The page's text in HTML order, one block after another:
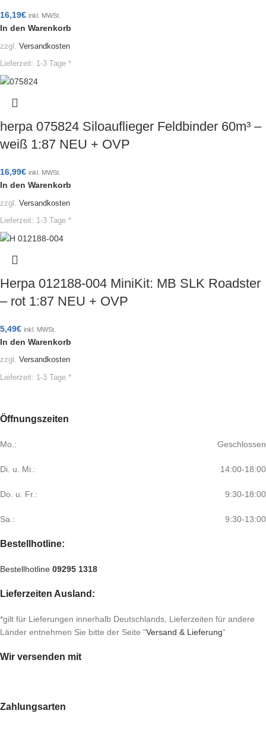
16,19€ inkl. MWSt.
In den Warenkorb
zzgl. Versandkosten
Lieferzeit: 1-3 Tage *
herpa 075824 Siloauflieger Feldbinder 60m³ –
weiß 1:87 NEU + OVP
16,99€ inkl. MWSt.
In den Warenkorb
zzgl. Versandkosten
Lieferzeit: 1-3 Tage *
Herpa 012188-004 MiniKit: MB SLK Roadster
– rot 1:87 NEU + OVP
5,49€ inkl. MWSt.
In den Warenkorb
zzgl. Versandkosten
Lieferzeit: 1-3 Tage *
Öffnungszeiten
Mo.: Geschlossen
Di. u. Mi.: 14:00-18:00
Do. u. Fr.: 9:30-18:00
Sa.: 9:30-13:00
Bestellhotline:
Bestellhotline 09295 1318
Lieferzeiten Ausland:
*gilt für Lieferungen innerhalb Deutschlands, Lieferzeiten für andere
Länder entnehmen Sie bitte der Seite “Versand & Lieferung“
Wir versenden mit
Zahlungsarten